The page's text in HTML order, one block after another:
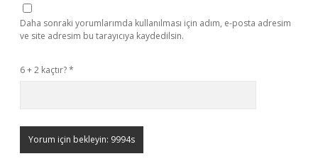
Daha sonraki yorumlarımda kullanılması için adım, e-posta adresim
ve site adresim bu tarayıcıya kaydedilsin.
6 + 2 kaçtır?*